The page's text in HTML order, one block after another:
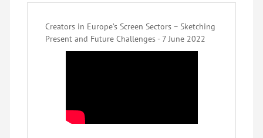
Creators in Europe’s Screen Sectors – Sketching
Present and Future Challenges - 7 June 2022